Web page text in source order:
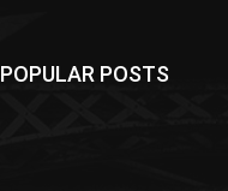
POPULAR POSTS